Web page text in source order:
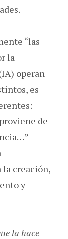
“las
la
operan
es
de
creación,
y
la hace